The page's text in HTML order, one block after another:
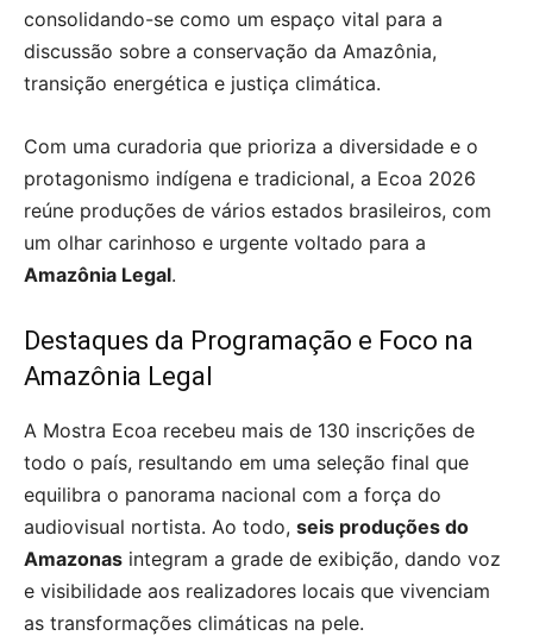
consolidando-se como um espaço vital para a
discussão sobre a conservação da Amazônia,
transição energética e justiça climática.
Com uma curadoria que prioriza a diversidade e o
protagonismo indígena e tradicional, a Ecoa 2026
reúne produções de vários estados brasileiros, com
um olhar carinhoso e urgente voltado para a
Amazônia Legal.
Destaques da Programação e Foco na
Amazônia Legal
A Mostra Ecoa recebeu mais de 130 inscrições de
todo o país, resultando em uma seleção final que
equilibra o panorama nacional com a força do
audiovisual nortista. Ao todo, seis produções do
Amazonas integram a grade de exibição, dando voz
e visibilidade aos realizadores locais que vivenciam
as transformações climáticas na pele.